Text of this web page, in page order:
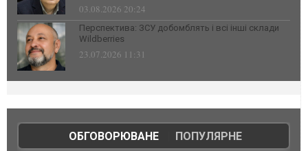
03.08.2026 20:24
Перспектива: ЗСУ добомблять і всі інші склади
Wildberries
23.07.2026 11:31
ОБГОВОРЮВАНЕ| ПОПУЛЯРНЕ